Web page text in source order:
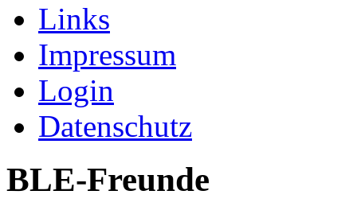
Links
Impressum
Login
Datenschutz
BLE-Freunde